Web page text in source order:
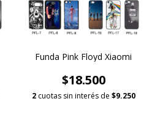
Funda Pink Floyd Xiaomi
$18.500
2 cuotas sin interés de $9.250